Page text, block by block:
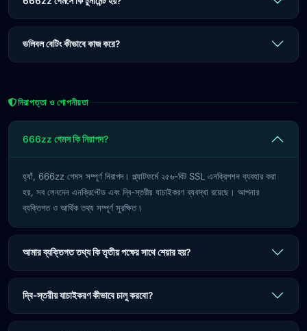
ভলিবল বেটিং কীভাবে কাজ করে?
নিরাপত্তা ও গোপনীয়তা
666zz গেমস কি নিরাপদ?
হ্যাঁ, 666zz গেমস সম্পূর্ণ নিরাপদ। প্ল্যাটফর্মে ২৫৬-বিট SSL এনক্রিপশন ব্যবহার করা
হয়, সব লেনদেন এনক্রিপ্টেড এবং দ্বি-স্তরীয় যাচাইকরণ ব্যবস্থা রয়েছে। আপনার
ব্যক্তিগত ও আর্থিক তথ্য সম্পূর্ণ সুরক্ষিত।
আমার ব্যক্তিগত তথ্য কি তৃতীয় পক্ষের সাথে শেয়ার হয়?
দ্বি-স্তরীয় যাচাইকরণ কীভাবে চালু করবো?